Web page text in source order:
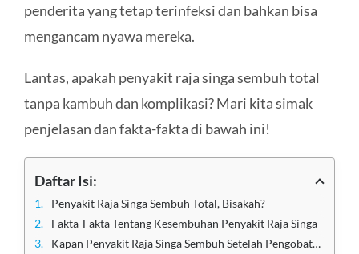
penderita yang tetap terinfeksi dan bahkan bisa
mengancam nyawa mereka.
Lantas, apakah penyakit raja singa sembuh total
tanpa kambuh dan komplikasi? Mari kita simak
penjelasan dan fakta-fakta di bawah ini!
Daftar Isi:
Penyakit Raja Singa Sembuh Total, Bisakah?
Fakta-Fakta Tentang Kesembuhan Penyakit Raja Singa
Kapan Penyakit Raja Singa Sembuh Setelah Pengobatan?